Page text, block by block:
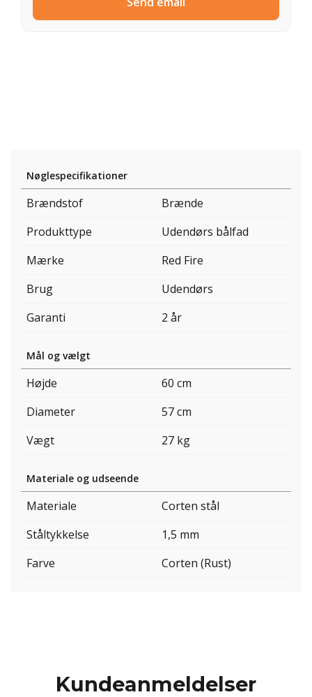
Nøglespecifikationer
Brændstof
Brænde
Produkttype
Udendørs bålfad
Mærke
Red Fire
Brug
Udendørs
Garanti
2 år
Mål og vælgt
Højde
60 cm
Diameter
57 cm
Vægt
27 kg
Materiale og udseende
Materiale
Corten stål
Ståltykkelse
1,5 mm
Farve
Corten (Rust)
Kundeanmeldelser